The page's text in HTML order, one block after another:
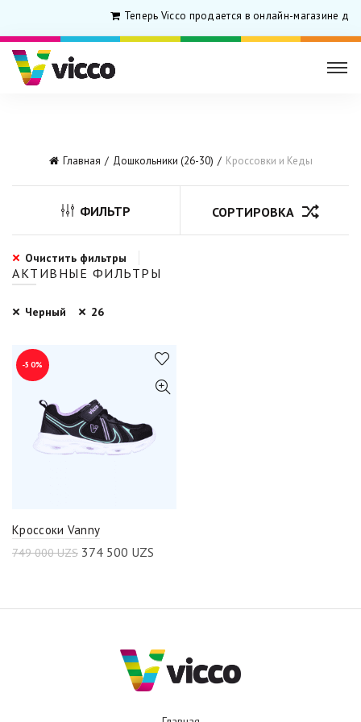
Теперь Vicco продается в онлайн-магазине
Главная Дошкольники (26-30) Кроссовки и Кеды
ФИЛЬТР СОРТИРОВКА
Очистить фильтры
АКТИВНЫЕ ФИЛЬТРЫ
Черный 26
-50%
Кроссоки Vanny
749 000UZS 374 500 UZS